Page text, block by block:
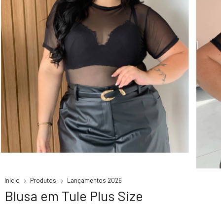
Início Produtos Lançamentos 2026
Blusa em Tule Plus Size